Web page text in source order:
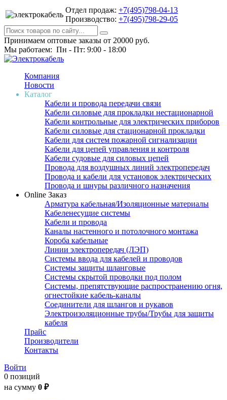
Отдел продаж: +7(495)798-04-13
Производство: +7(495)798-29-05
Принимаем оптовые заказы от 20000 руб.
Мы работаем: Пн - Пт: 9:00 - 18:00
Компания
Новости
Каталог
Кабели и провода передачи связи
Кабели силовые для прокладки нестационарной
Кабели контрольные для электрических приборов
Кабели силовые для стационарной прокладки
Кабели для систем пожарной сигнализации
Кабели для цепей управления и контроля
Кабели судовые для силовых цепей
Провода для воздушных линий электропередач
Провода и кабели для установок электрических
Провода и шнуры различного назначения
Online Заказ
Арматура кабельная/Изоляционные материалы
Кабеленесущие системы
Кабели и провода
Каналы настенного и потолочного монтажа
Короба кабельные
Линии электропередач (ЛЭП)
Системы ввода для кабелей и проводов
Системы защиты шланговые
Системы скрытой проводки под полом
Системы, препятствующие распространению огня,
огнестойкие кабель-каналы
Соединители для шлангов и рукавов
Электроизоляционные трубы/Трубы для защиты
кабеля
Прайс
Производители
Контакты
Войти
0 позиций
на сумму 0 ₽